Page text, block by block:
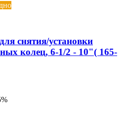
снятия/установки
колец, 6-1/2 - 10"( 165-